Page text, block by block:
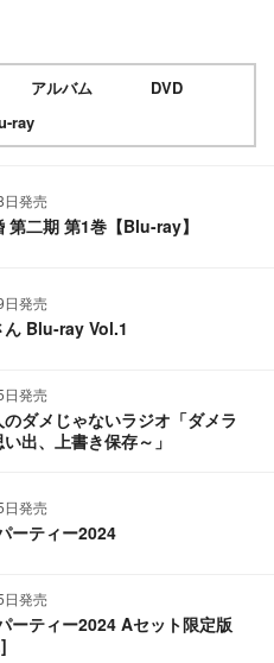
アルバム
DVD
ray
発売
第二期 第1巻【Blu-ray】
発売
ん Blu-ray Vol.1
発売
ダメじゃないラジオ「ダメラ
出、上書き保存～」
発売
ーティー2024
発売
ーティー2024 Aセット限定版